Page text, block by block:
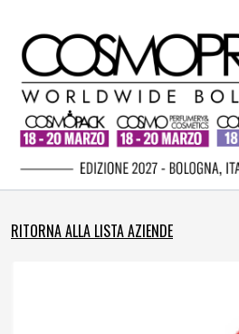
RITORNA ALLA LISTA AZIENDE